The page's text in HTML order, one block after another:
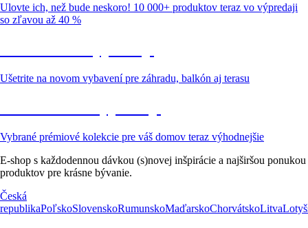
Ulovte ich, než bude neskoro! 10 000+ produktov teraz vo výpredaji
so zľavou až 40 %
Ušetrite na novom vybavení pre záhradu, balkón aj terasu
Vybrané prémiové kolekcie pre váš domov teraz výhodnejšie
E-shop s každodennou dávkou (s)novej inšpirácie a najširšou ponukou
produktov pre krásne bývanie.
Česká
republikaPoľskoSlovenskoRumunskoMaďarskoChorvátskoLitva